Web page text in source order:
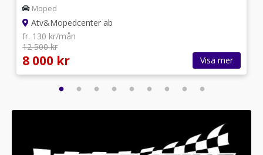
Moped
Atv&Mopedcenter ab
fr. 130 kr/mån
12 500 kr
8 000 kr Visa mer